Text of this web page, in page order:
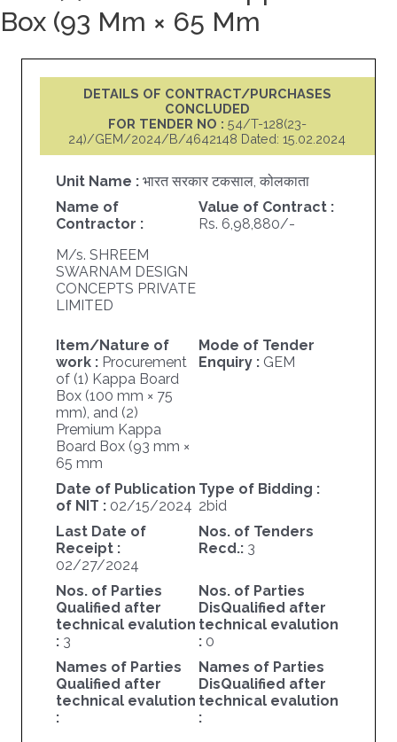
Box (93 Mm × 65 Mm
DETAILS OF CONTRACT/PURCHASES
CONCLUDED
FOR TENDER NO : 54/T-128(23-
24)/GEM/2024/B/4642148 Dated: 15.02.2024
Unit Name : भारत सरकार टकसाल, कोलकाता
Name of
Contractor :
M/s. SHREEM
SWARNAM DESIGN
CONCEPTS PRIVATE
LIMITED
Value of Contract :
Rs. 6,98,880/-
Item/Nature of
work : Procurement
of (1) Kappa Board
Box (100 mm × 75
mm), and (2)
Premium Kappa
Board Box (93 mm ×
65 mm
Mode of Tender
Enquiry : GEM
Date of Publication
of NIT : 02/15/2024
Type of Bidding :
2bid
Last Date of
Receipt :
02/27/2024
Nos. of Tenders
Recd.: 3
Nos. of Parties
Qualified after
technical evalution
: 3
Nos. of Parties
DisQualified after
technical evalution
: 0
Names of Parties
Qualified after
technical evalution
:
Names of Parties
DisQualified after
technical evalution
: